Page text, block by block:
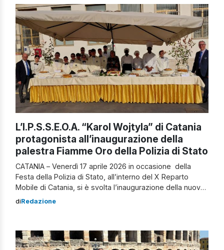
[…]
L’I.P.S.S.E.O.A. “Karol Wojtyla” di Catania
protagonista all’inaugurazione della
palestra Fiamme Oro della Polizia di Stato
CATANIA – Venerdì 17 aprile 2026 in occasione della
Festa della Polizia di Stato, all’interno del X Reparto
Mobile di Catania, si è svolta l’inaugurazione della nuova
palestra delle Fiamme Oro, il gruppo sportivo della
Turistica, accompagnati dal Dirigente Scolastico prof.ssa
[…]
diRedazione